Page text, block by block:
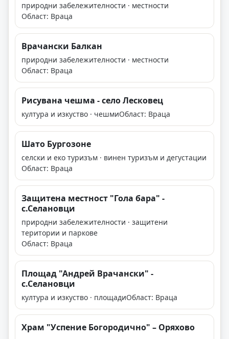
природни забележителности · местности
Област: Враца
Врачански Балкан
природни забележителности · местности
Област: Враца
Рисувана чешма - село Лесковец
култура и изкуство · чешмиОбласт: Враца
Шато Бургозоне
селски и еко туризъм · винен туризъм и дегустации
Област: Враца
Защитена местност "Гола бара" -
с.Селановци
природни забележителности · защитени
територии и паркове
Област: Враца
Площад "Андрей Врачански" -
с.Селановци
култура и изкуство · площадиОбласт: Враца
Храм "Успение Богородично" – Оряхово